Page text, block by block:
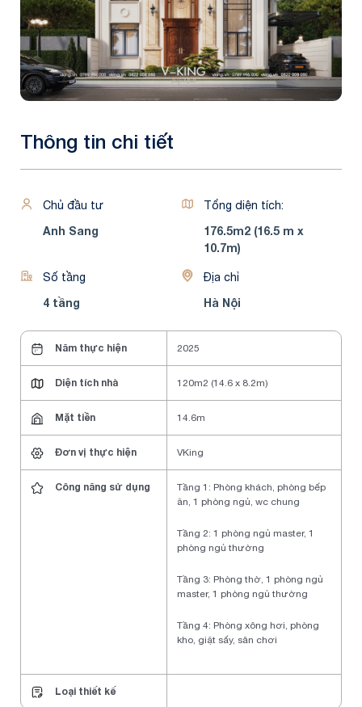
Thông tin chi tiết
Chủ đầu tư
Anh Sang
Tổng diện tích:
176.5m2 (16.5 m x
10.7m)
Số tầng
4 tầng
Địa chỉ
Hà Nội
Năm thực hiện 2025
Diện tích nhà 120m2 (14.6 x 8.2m)
Mặt tiền 14.6m
Đơn vị thực hiện VKing
Công năng sử dụng
Tầng 1: Phòng khách, phòng bếp
ăn, 1 phòng ngủ, wc chung
Tầng 2: 1 phòng ngủ master, 1
phòng ngủ thường
Tầng 3: Phòng thờ, 1 phòng ngủ
master, 1 phòng ngủ thường
Tầng 4: Phòng xông hơi, phòng
kho, giặt sấy, sân chơi
Loại thiết kế